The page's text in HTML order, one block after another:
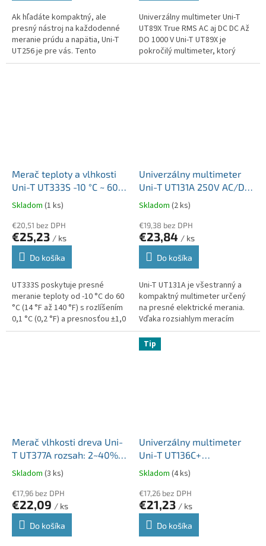
Ak hľadáte kompaktný, ale
presný nástroj na každodenné
meranie prúdu a napätia, Uni-T
UT256 je pre vás. Tento
inovatívny kliešťový merač s
Univerzálny multimeter Uni-T
UT89X True RMS AC aj DC DC Až
DO 1000 V Uni-T UT89X je
pokročilý multimeter, ktorý
kombinuje presné merania s
Merač teploty a vlhkosti
Uni-T UT333S -10 °C ~ 60
°C; 14 °F ~ 140 °F MIE0365
Skladom (1 ks)
€20,51 bez DPH
€25,23 / ks
Do košíka
UT333S poskytuje presné
meranie teploty od -10 °C do 60
°C (14 °F až 140 °F) s rozlíšením
0,1 °C (0,2 °F) a presnosťou ±1,0
°C (±2,0 °F). Merač tiež ponúka
Univerzálny multimeter
Uni-T UT131A 250V AC/DC
10A MIE0379
Skladom (2 ks)
€19,38 bez DPH
€23,84 / ks
Do košíka
Uni-T UT131A je všestranný a
kompaktný multimeter určený
na presné elektrické merania.
Vďaka rozsiahlym meracím
možnostiam a ďalším funkciám
je UT131A ideálnym nástrojom
pre...
Merač vlhkosti dreva Uni-
T UT377A rozsah: 2~40%
presnosť: ±2% MIE0394
Skladom (3 ks)
€17,96 bez DPH
€22,09 / ks
Do košíka
Tip
Univerzálny multimeter
Uni-T UT136C+
automatické prepínanie
rozsahu merania MIE0399
Skladom (4 ks)
€17,26 bez DPH
€21,23 / ks
Do košíka